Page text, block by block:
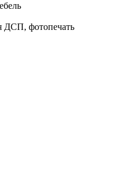
ДСП, фотопечать